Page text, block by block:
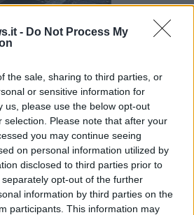
- Do Not Process My
the sale, sharing to third parties, or
or sensitive information for
us, please use the below opt-out
selection. Please note that after your
you may continue seeing
on personal information utilized by
disclosed to third parties prior to
opt-out of the further
information by third parties on the
participants. This information may
la vita ad un lavoratore di 30 anni la
un fascicolo e disposto l'autopsia
di Lucca ha aperto un fascicolo per
diGiacomo Pucci,operaio 30enne
ad unincidente sul lavoroavvenuto
Altopascio.
il giovane lavoratore sarebbe
caduta da un muletto.